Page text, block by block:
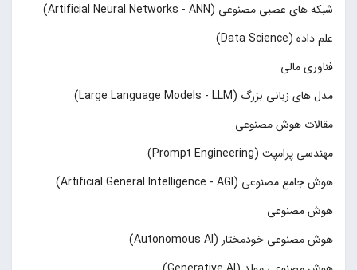
شبکه های عصبی مصنوعی (Artificial Neural Networks - ANN)
علم داده (Data Science)
فناوری مالی
مدل های زبانی بزرگ (Large Language Models - LLM)
مقالات هوش مصنوعی
مهندسی پرامپت (Prompt Engineering)
هوش جامع مصنوعی (Artificial General Intelligence - AGI)
هوش مصنوعی
هوش مصنوعی خودمختار (Autonomous AI)